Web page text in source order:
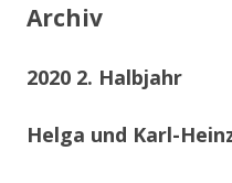
Archiv
2020 2. Halbjahr
Helga und Karl-